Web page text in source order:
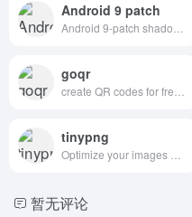
Android 9 patch
goqr
tinypng
暂无评论